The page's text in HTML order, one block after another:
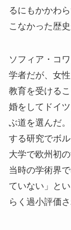
るにもかかわ
こなかった歴史
ソフィア・コ
学者だが、女
教育を受ける
婚をしてドイ
ぶ道を選んだ
する研究でボ
大学で欧州初
当時の学術界
ていない」と
らく過小評価さ